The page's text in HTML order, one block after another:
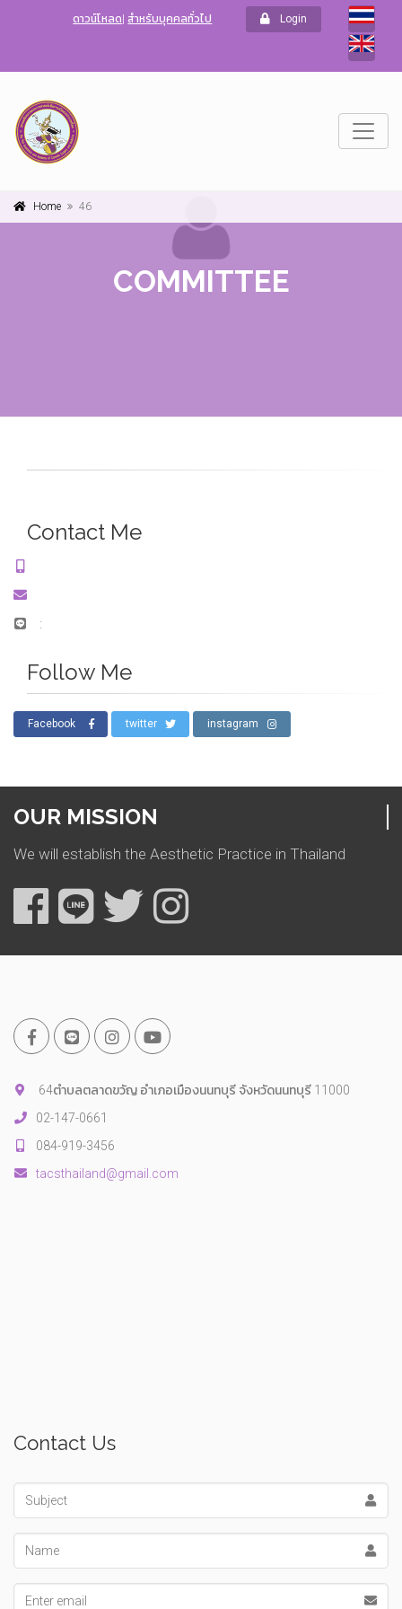
ดาวน์โหลด สำหรับบุคคลทั่วไป Login
Home 46
COMMITTEE
Contact Me
:
Follow Me
Facebook twitter instagram
OUR MISSION
We will establish the Aesthetic Practice in Thailand
64ตำบลตลาดขวัญ อำเภอเมืองนนทบุรี จังหวัดนนทบุรี 11000
02-147-0661
084-919-3456
tacsthailand@gmail.com
Contact Us